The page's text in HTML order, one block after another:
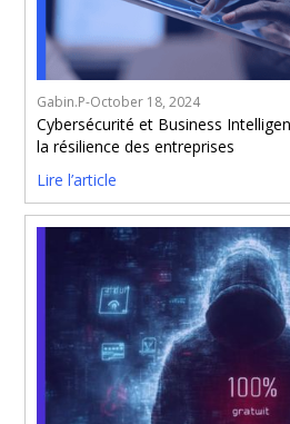
Gabin.P-October 18, 2024
Cybersécurité et Business
la résilience des entreprises
Lire l’article